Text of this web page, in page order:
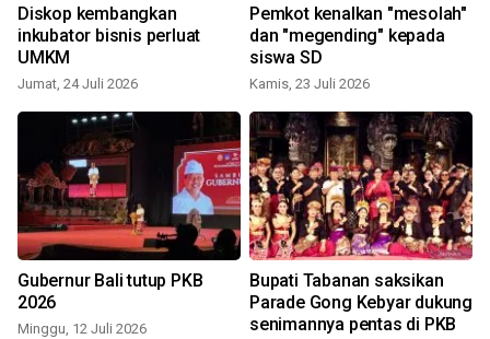
Diskop kembangkan
inkubator bisnis perluat
UMKM
Jumat, 24 Juli 2026
Pemkot kenalkan "mesolah"
dan "megending" kepada
siswa SD
Kamis, 23 Juli 2026
Gubernur Bali tutup PKB
2026
Minggu, 12 Juli 2026
Bupati Tabanan saksikan
Parade Gong Kebyar dukung
senimannya pentas di PKB